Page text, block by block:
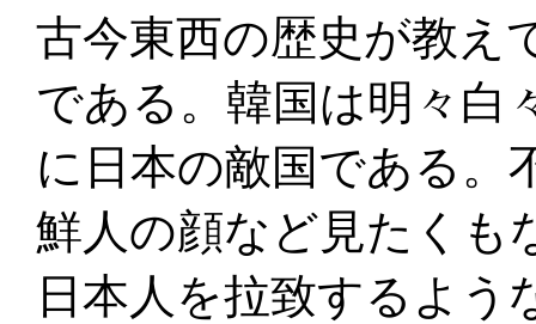
古今東西の歴史が教え
である。韓国は明々白
に日本の敵国である。
鮮人の顔など見たくも
日本人を拉致するよう